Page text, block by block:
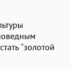
"золотой